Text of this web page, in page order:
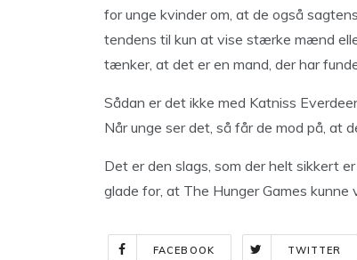
for unge kvinder om, at de også
tendens til kun at vise stærke mænd
tænker, at det er en mand, der har
Sådan er det ikke med Katniss
Når unge ser det, så får de mod på, at
Det er den slags, som der helt sikkert
glade for, at The Hunger Games
FACEBOOK TWITTER